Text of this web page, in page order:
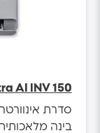
AI INV 150
סדרת